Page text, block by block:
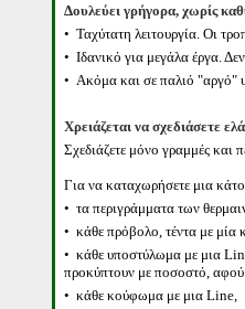
Δουλεύει γρήγορα, χωρίς
• Ταχύτατη λειτουργία. Οι
• Ιδανικό για μεγάλα έργα.
• Ακόμα και σε παλιό "αργό"
Χρειάζεται να σχεδιάσετε
Σχεδιάζετε μόνο γραμμές και
Για να καταχωρήσετε μια
• τα περιγράμματα των
• κάθε πρόβολο, τέντα με μία
• κάθε υποστύλωμα με μια
προκύπτουν με ποσοστό,
• κάθε κούφωμα με μια Line,